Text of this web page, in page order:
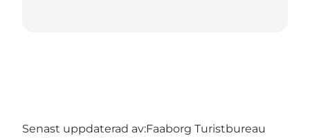
Senast uppdaterad av:Faaborg Turistbureau